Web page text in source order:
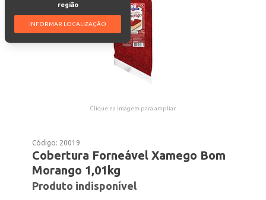
região
INFORMAR LOCALIZAÇÃO
Clique na imagem para ampliar.
Código: 20019
Cobertura Forneável Xamego Bom
Morango 1,01kg
Produto indisponível